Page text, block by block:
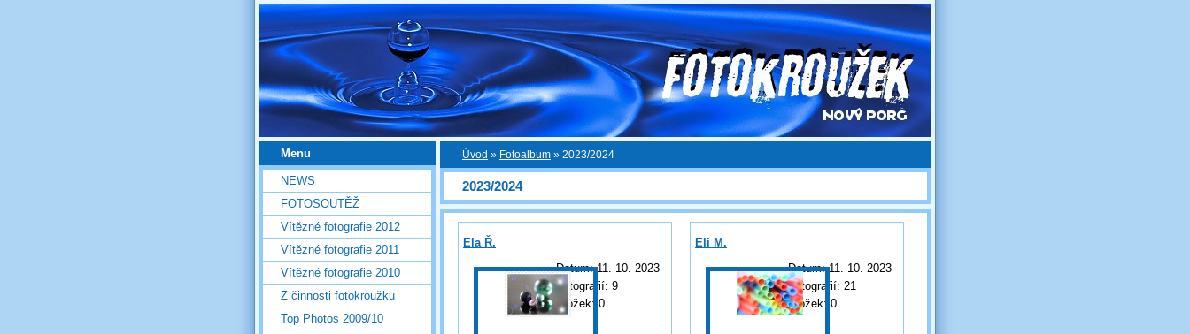
Úvod » Fotoalbum » 2023/2024
2023/2024
Ela Ř.
Datum:11. 10. 2023
Fotografií: 9
Složek: 0
Eli M.
Datum:11. 10. 2023
Fotografií: 21
Složek: 0
Menu
NEWS
FOTOSOUTĚŽ
Vítězné fotografie 2012
Vítězné fotografie 2011
Vítězné fotografie 2010
Z činnosti fotokroužku
Top Photos 2009/10